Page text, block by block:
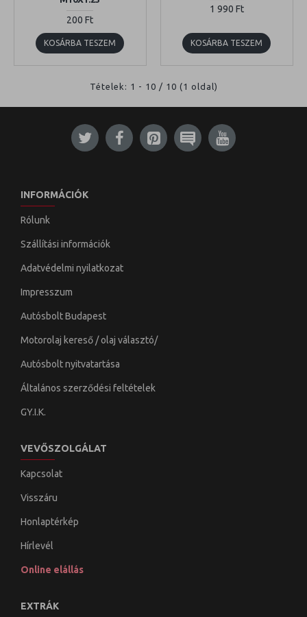
200 Ft
KOSÁRBA TESZEM
1 990 Ft
KOSÁRBA TESZEM
Tételek: 1 - 10 / 10 (1 oldal)
INFORMÁCIÓK
Rólunk
Szállítási információk
Adatvédelmi nyilatkozat
Impresszum
Autósbolt Budapest
Motorolaj kereső / olaj választó/
Autósbolt nyitvatartása
Általános szerződési feltételek
GY.I.K.
VEVŐSZOLGÁLAT
Kapcsolat
Visszáru
Honlaptérkép
Hírlevél
Online elállás
EXTRÁK